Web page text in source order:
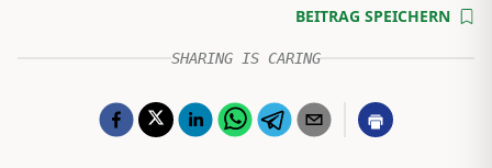
BEITRAG SPEICHERN
SHARING IS CARING